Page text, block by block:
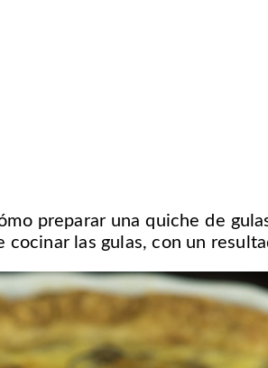
preparar una quiche de
cocinar las gulas, con un